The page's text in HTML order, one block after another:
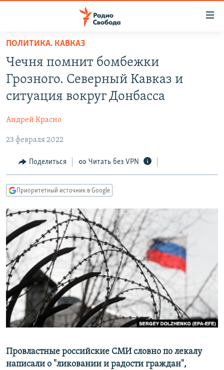
упрощенного
доступа
Вернуться
основному
Вернутся
навигации
Вернутся
поиску
АВТОРСКИЕ ПРОЕКТЫ
МНЕНИЯ
КУЛЬТУРА
IDEL.РЕАЛИИ
СЕВЕР.РЕАЛИИ
СИБИРЬ.РЕАЛИИ
РАСПИСАНИЕ ВЕЩАНИЯ
ПОДПИШИТЕСЬ НА РАССЫЛКУ
СОЦИАЛЬНЫЕ СЕТИ
Все сайты РСЕ/РС
ПОЛИТИКА. КАВКАЗ
Чечня помнит бомбежки
Грозного. Северный Кавказ и
ситуация вокруг Донбасса
Андрей Красно
23 февраля 2022
Поделиться Читать без VPN
Приоритетный источник в Google
Провластные российские СМИ словно по лекалу
написали о "ликовании и радости граждан",